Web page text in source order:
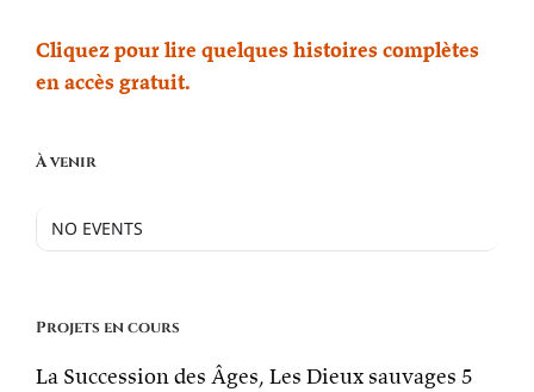
Cliquez pour lire quelques histoires complètes
en accès gratuit.
À venir
NO EVENTS
Projets en cours
La Succession des Âges, Les Dieux sauvages 5